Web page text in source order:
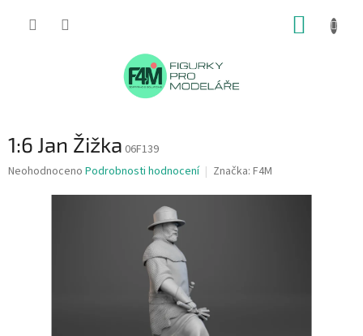
1:6 Jan Žižka 06F139
Průměrné
Neohodnoceno Podrobnosti hodnocení Značka: F4M